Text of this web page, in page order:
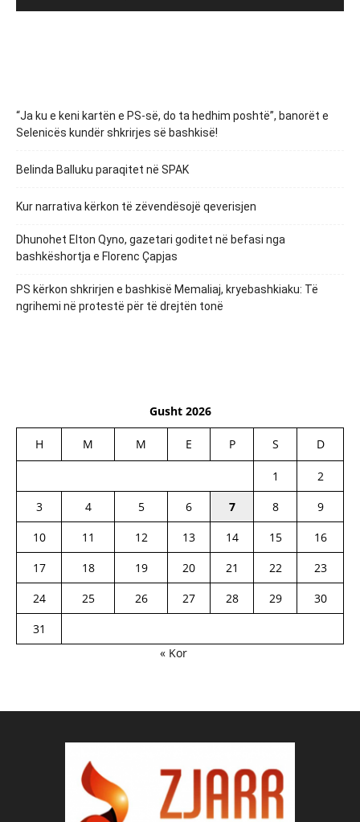
“Ja ku e keni kartën e PS-së, do ta hedhim poshtë”, banorët e
Selenicës kundër shkrirjes së bashkisë!
Belinda Balluku paraqitet në SPAK
Kur narrativa kërkon të zëvendësojë qeverisjen
Dhunohet Elton Qyno, gazetari goditet në befasi nga
bashkëshortja e Florenc Çapjas
PS kërkon shkrirjen e bashkisë Memaliaj, kryebashkiaku: Të
ngrihemi në protestë për të drejtën tonë
Gusht 2026
H M M E P S D
1
2
3
4 5 6 7 8
9
10
11 12 13 14 15
16
17
18 19 20 21 22
23
24
25 26 27 28 29
30
31
« Kor